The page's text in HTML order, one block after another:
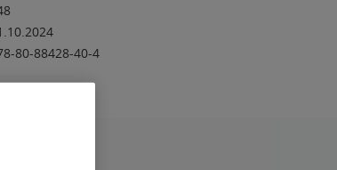
80-88428-40-4